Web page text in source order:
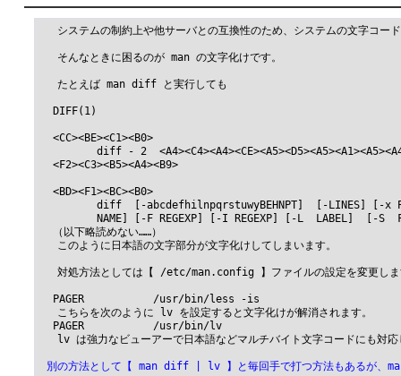
システムの制約上や他サーバとの互換性のため、システムの文字コ
そんなときに困るのが man の文字化けです。
たとえば man diff と実行しても
DIFF(1)
  <CC><BE><C1><B0>
diff - 2
  <F2><C3><B5><A4><B9>
  <BD><F1><BC><B0>
diff  [-abcdefhilnpqrstuwyBEHNPT]  [-LINES] [-x
NAME] [-F REGEXP] [-I REGEXP] [-L  LABEL]  [-S
  （以下略読めない……）
このように日本語の文字部分が文字化けしてしまいます。
対処方法としては【 /etc/man.config 】ファイルの設定を変更しま
  PAGER           /usr/bin/less -is
こちらを次のように lv を設定すると文字化けが解消されます。
  PAGER           /usr/bin/lv
lv は強力なビューアーで日本語などマルチバイト文字コードにも対応
別の方法として【 man diff | lv 】と毎回手で打つ方法もあるが、